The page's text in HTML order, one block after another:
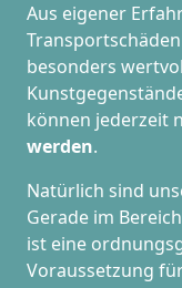
Aus eigener
besonders
können jederzeit
werden.
Natürlich sind
Gerade im
ist eine
Voraussetzung